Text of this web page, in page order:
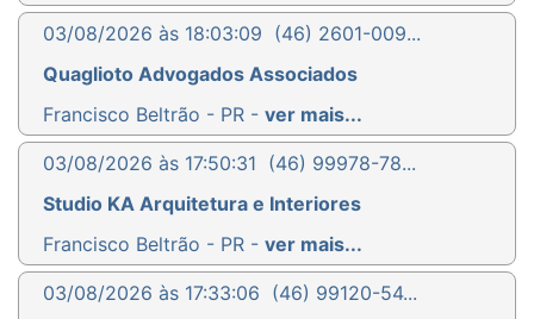
03/08/2026 às 18:03:09 (46) 2601-009...
Quaglioto Advogados Associados
Francisco Beltrão - PR - ver mais...
03/08/2026 às 17:50:31 (46) 99978-78...
Studio KA Arquitetura e Interiores
Francisco Beltrão - PR - ver mais...
03/08/2026 às 17:33:06 (46) 99120-54...